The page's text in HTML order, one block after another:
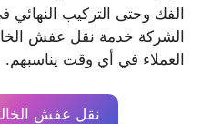
الفك وحتى التركيب النهائي
العملاء في أي وقت يناسبهم.
نقل عفش الخالدية 24